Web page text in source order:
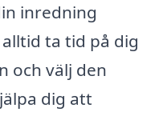
inredning
ta tid på dig
och välj den
dig att